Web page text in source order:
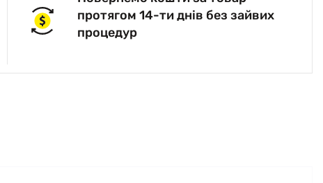
протягом 14-ти днів без зайвих
процедур